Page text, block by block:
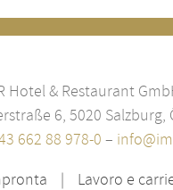
Hotel & Restaurant
6, 5020 Salzburg,
662 88 978-0 –
Lavoro e